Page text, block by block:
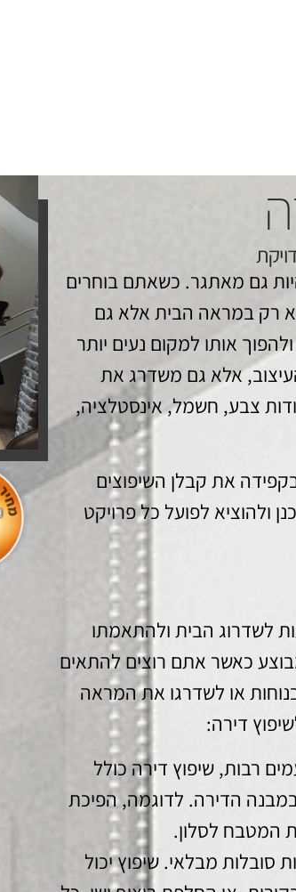
גם מאתגר. כשאתם בוחרים
רק במראה הבית אלא גם
אותו למקום נעים יותר
אלא גם משדרג את
צבע, חשמל, אינסטלציה,
את קבלן השיפוצים
ולהוציא לפועל כל פרויקט
לשדרוג הבית ולהתאמתו
כאשר אתם רוצים להתאים
או לשדרגו את המראה
דירה:
רבות, שיפוץ דירה כולל
הדירה. לדוגמה, הפיכת
המטבח לסלון.
סובלות מבלאי. שיפוץ יכול